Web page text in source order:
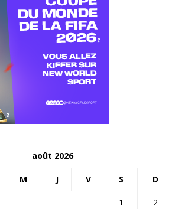
août 2026
M J V S D
1
2